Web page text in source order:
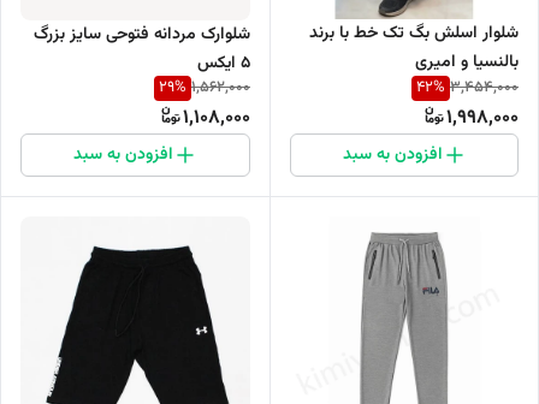
شلوار اسلش بگ تک خط با برند
بالنسیا و امیری
3,454,000
42%
1,998,000
افزودن به سبد
شلوارک مردانه فتوحی سایز بزرگ
5 ایکس
1,562,000
29%
1,108,000
افزودن به سبد